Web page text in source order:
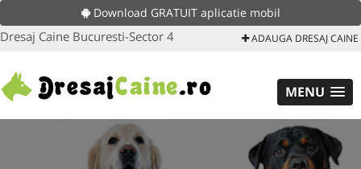
Download GRATUIT aplicatie mobil
Dresaj Caine Bucuresti-Sector 4 ADAUGA DRESAJ CAINE
MENU